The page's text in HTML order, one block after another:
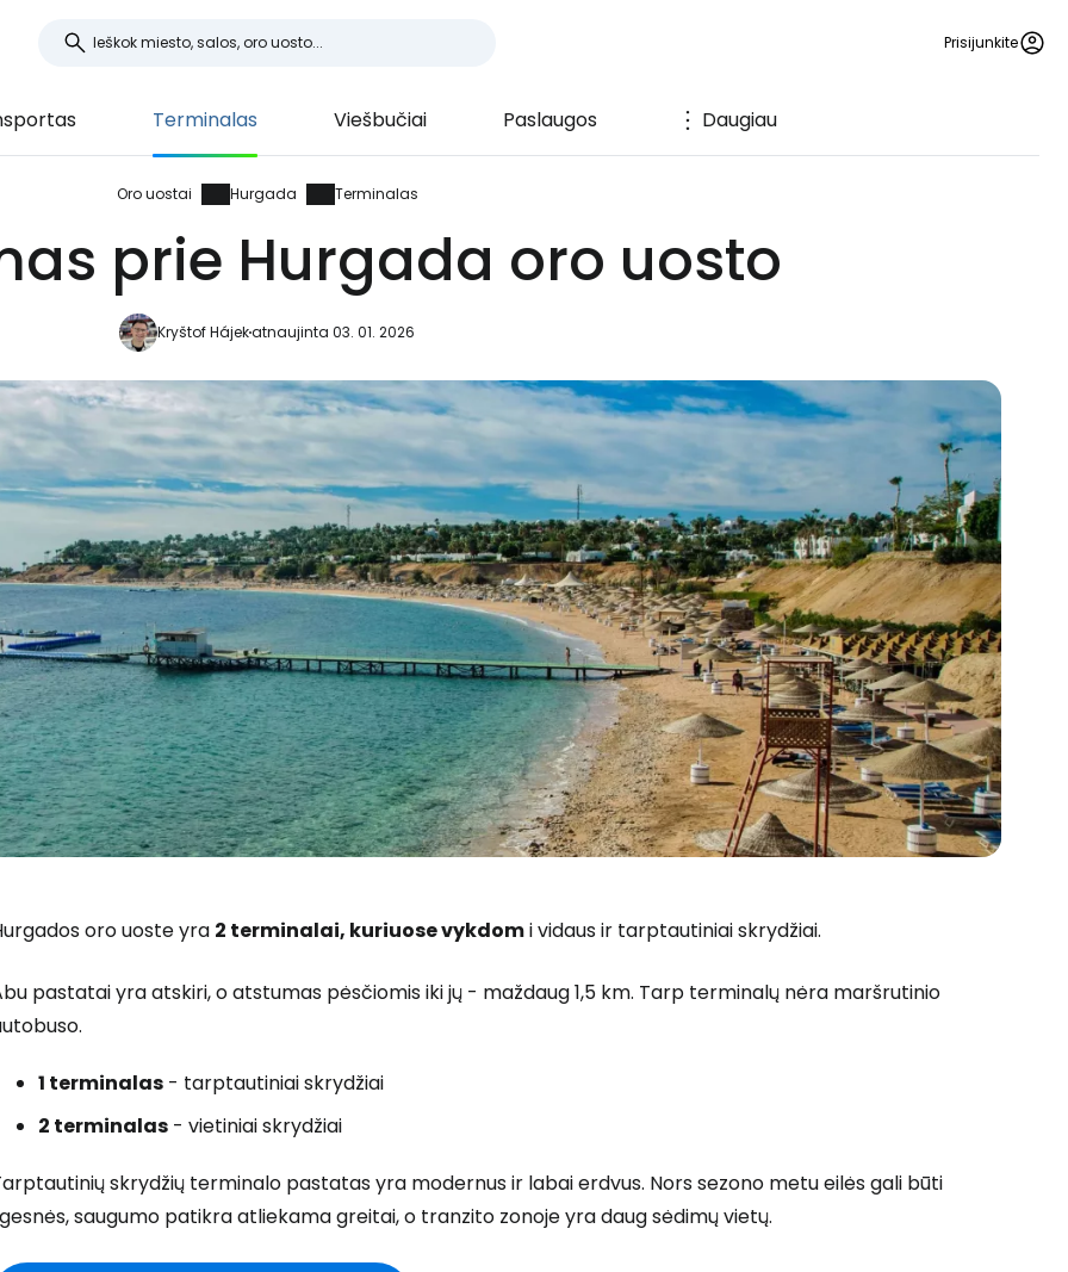
Prisijunkite
Terminalas Viešbučiai Paslaugos Daugiau
Oro uostai Hurgada Terminalas
prie Hurgada oro uosto
Kryštof Hájekatnaujinta 03. 01. 2026
oro uoste yra 2 terminalai, kuriuose vykdomi vidaus ir tarptautiniai skrydžiai.
pastatai yra atskiri, o atstumas pėsčiomis iki jų - maždaug 1,5 km. Tarp terminalų nėra maršrutinio
1 terminalas - tarptautiniai skrydžiai
2 terminalas - vietiniai skrydžiai
skrydžių terminalo pastatas yra modernus ir labai erdvus. Nors sezono metu eilės gali būti
saugumo patikra atliekama greitai, o tranzito zonoje yra daug sėdimų vietų.
Prisijunkite prie Cestee
... pasaulinė kelionių bendruomenė